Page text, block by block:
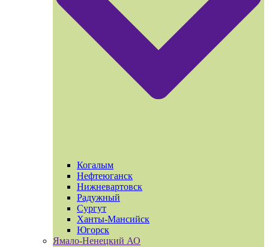
Когалым
Нефтеюганск
Нижневартовск
Радужный
Сургут
Ханты-Мансийск
Югорск
Ямало-Ненецкий АО